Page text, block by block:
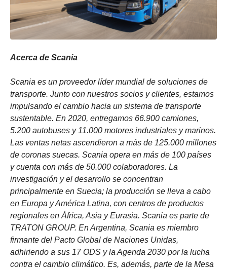
Acerca de Scania
Scania es un proveedor líder mundial de soluciones de
transporte. Junto con nuestros socios y clientes, estamos
impulsando el cambio hacia un sistema de transporte
sustentable. En 2020, entregamos 66.900 camiones,
5.200 autobuses y 11.000 motores industriales y marinos.
Las ventas netas ascendieron a más de 125.000 millones
de coronas suecas. Scania opera en más de 100 países
y cuenta con más de 50.000 colaboradores. La
investigación y el desarrollo se concentran
principalmente en Suecia; la producción se lleva a cabo
en Europa y América Latina, con centros de productos
regionales en África, Asia y Eurasia. Scania es parte de
TRATON GROUP. En Argentina, Scania es miembro
firmante del Pacto Global de Naciones Unidas,
adhiriendo a sus 17 ODS y la Agenda 2030 por la lucha
contra el cambio climático. Es, además, parte de la Mesa